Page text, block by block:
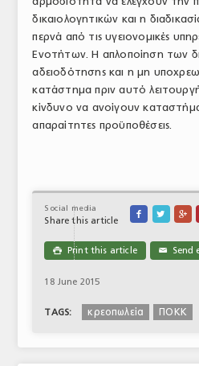
ΣΥΝΕΔΡΙΟ ΚΡΕΑΤΟΣ
δικαιολογητικών και η
περνά από τις υγειονομικές
Ενοτήτων. Η απλοποίηση των
αδειοδότησης και η μη
κατάστημα πριν αυτό
κίνδυνο να ανοίγουν
απαραίτητες προϋποθέσεις.
Social media
Share this article
  
 Print this article ✉ Send
18 June 2015
TAGS: κρεοπωλεία ΠΟΚΚ